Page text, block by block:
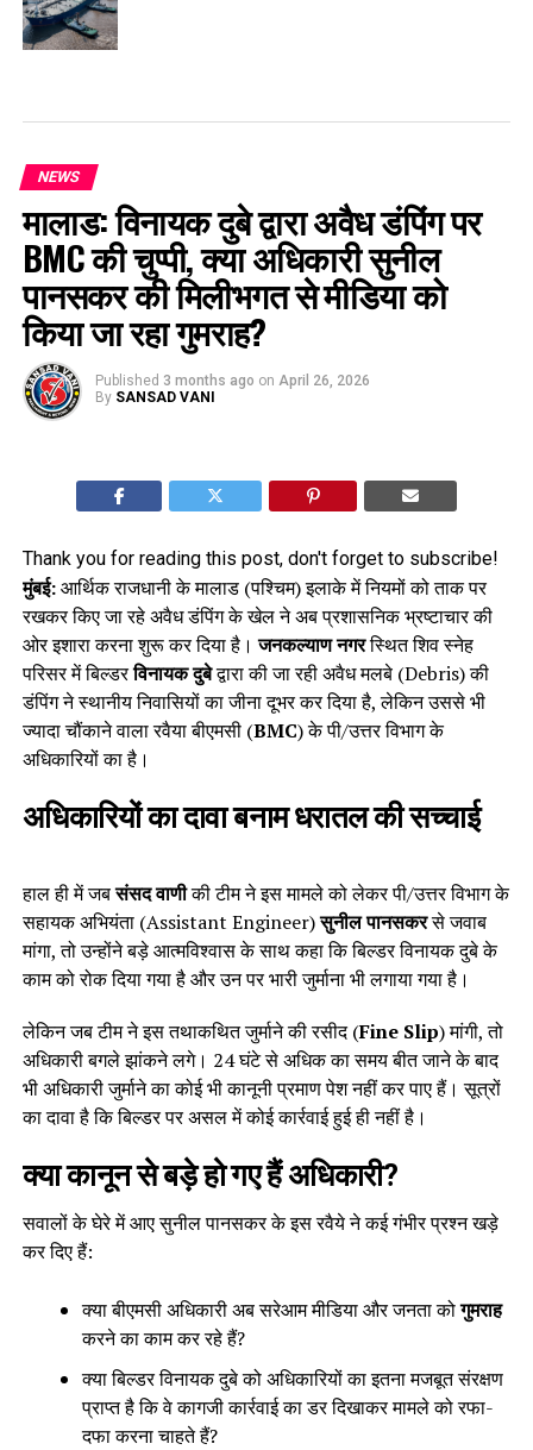
NEWS
मालाड: विनायक दुबे द्वारा अवैध डंपिंग पर
BMC की चुप्पी, क्या अधिकारी सुनील
पानसकर की मिलीभगत से मीडिया को
किया जा रहा गुमराह?
Published 3 months ago on April 26, 2026
By SANSAD VANI
Thank you for reading this post, don't forget to subscribe!
मुंबई:आर्थिक राजधानी के मालाड (पश्चिम) इलाके में नियमों को ताक पर
रखकर किए जा रहे अवैध डंपिंग के खेल ने अब प्रशासनिक भ्रष्टाचार की
ओर इशारा करना शुरू कर दिया है।जनकल्याण नगरस्थित शिव स्नेह
परिसर में बिल्डरविनायक दुबेद्वारा की जा रही अवैध मलबे (Debris) की
डंपिंग ने स्थानीय निवासियों का जीना दूभर कर दिया है, लेकिन उससे भी
ज्यादा चौंकाने वाला रवैया बीएमसी (BMC) के पी/उत्तर विभाग के
अधिकारियों का है।
अधिकारियों का दावा बनाम धरातल की सच्चाई
हाल ही में जबसंसद वाणीकी टीम ने इस मामले को लेकर पी/उत्तर विभाग के
सहायक अभियंता (Assistant Engineer)सुनील पानसकरसे जवाब
मांगा, तो उन्होंने बड़े आत्मविश्वास के साथ कहा कि बिल्डर विनायक दुबे के
काम को रोक दिया गया है और उन पर भारी जुर्माना भी लगाया गया है।
लेकिन जब टीम ने इस तथाकथित जुर्माने की रसीद (Fine Slip) मांगी, तो
अधिकारी बगले झांकने लगे। 24 घंटे से अधिक का समय बीत जाने के बाद
भी अधिकारी जुर्माने का कोई भी कानूनी प्रमाण पेश नहीं कर पाए हैं। सूत्रों
का दावा है कि बिल्डर पर असल में कोई कार्रवाई हुई ही नहीं है।
क्या कानून से बड़े हो गए हैं अधिकारी?
सवालों के घेरे में आए सुनील पानसकर के इस रवैये ने कई गंभीर प्रश्न खड़े
कर दिए हैं:
क्या बीएमसी अधिकारी अब सरेआम मीडिया और जनता कोगुमराह
करने का काम कर रहे हैं?
क्या बिल्डर विनायक दुबे को अधिकारियों का इतना मजबूत संरक्षण
प्राप्त है कि वे कागजी कार्रवाई का डर दिखाकर मामले को रफा-
दफा करना चाहते हैं?